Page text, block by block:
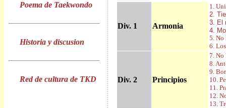
Poema de Taekwondo
Historia y discusion
Red de cultura de TKD
Div. 1 Armonia
1.
2.
3. El
4.
5. No
6.
Div. 2 Principios
7. No
8.
9.
10.
11.
12.
13.